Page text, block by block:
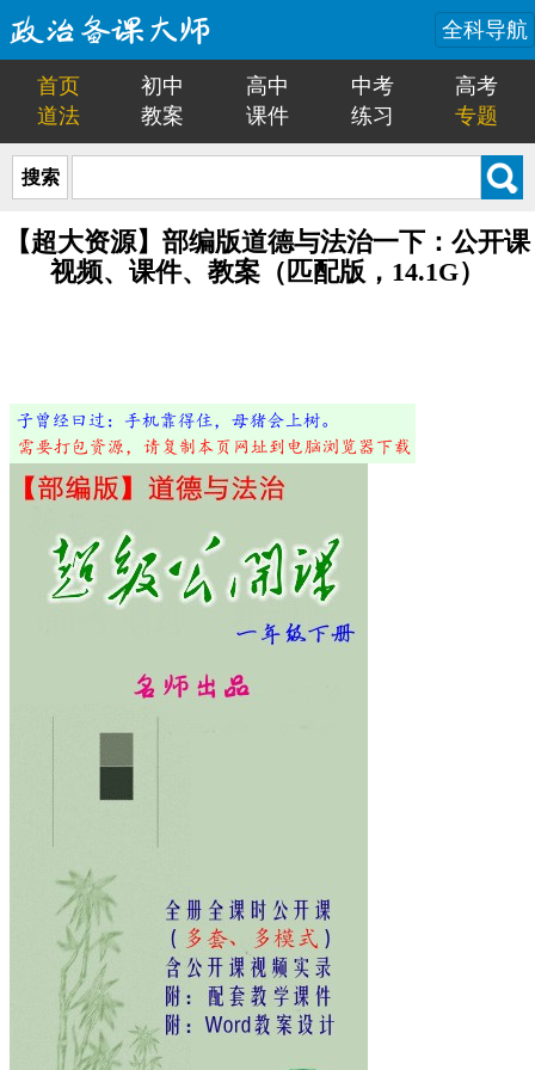
全科导航
首页 初中 高中 中考
高考
道法
教案 课件 练习 专题
搜索
【超大资源】部编版道德与法治一下：公开课
视频、课件、教案（匹配版，14.1G）